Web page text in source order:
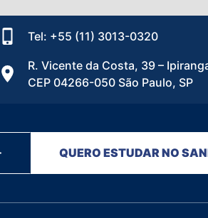
Tel: +55 (11) 3013-0320
R. Vicente da Costa, 39 –
CEP 04266-050 São Paulo, SP
QUERO ESTUDAR NO